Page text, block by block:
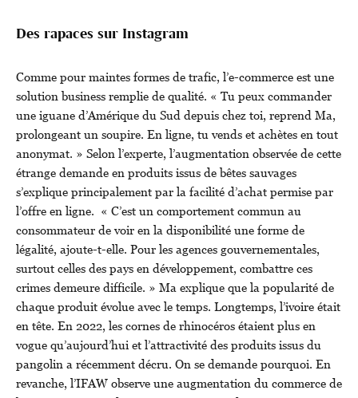
Des rapaces sur Instagram
Comme pour maintes formes de trafic, l’e-commerce est une
solution business remplie de qualité. « Tu peux commander
une iguane d’Amérique du Sud depuis chez toi, reprend Ma,
prolongeant un soupire. En ligne, tu vends et achètes en tout
anonymat. » Selon l’experte, l’augmentation observée de cette
étrange demande en produits issus de bêtes sauvages
s’explique principalement par la facilité d’achat permise par
l’offre en ligne. « C’est un comportement commun au
consommateur de voir en la disponibilité une forme de
légalité, ajoute-t-elle. Pour les agences gouvernementales,
surtout celles des pays en développement, combattre ces
crimes demeure difficile. » Ma explique que la popularité de
chaque produit évolue avec le temps. Longtemps, l’ivoire était
en tête. En 2022, les cornes de rhinocéros étaient plus en
vogue qu’aujourd’hui et l’attractivité des produits issus du
pangolin a récemment décru. On se demande pourquoi. En
revanche, l’IFAW observe une augmentation du commerce de